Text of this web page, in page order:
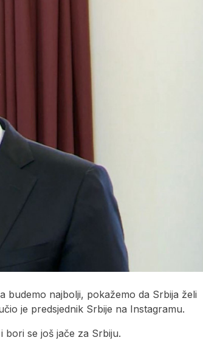
budemo najbolji, pokažemo da Srbija želi
je predsjednik Srbije na Instagramu.
bori se još jače za Srbiju.